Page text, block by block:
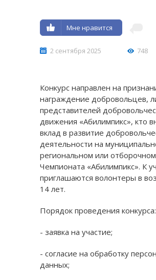
Мне нравится
2 сентября 2025 748
Конкурс направлен на
награждение добровольцев,
представителей
движения «Абилимпикс», кто
вклад в развитие
деятельности на
региональном или отборочном
Чемпионата «Абилимпикс». К
приглашаются волонтеры в
14 лет.
Порядок проведения конкурса:
- заявка на участие;
- согласие на обработку
данных;